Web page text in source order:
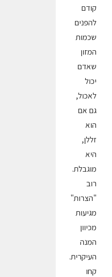
קודם
להפנים
שכמות
המזון
שאדם
יכול
לאכול,
גם אם
הוא
זללן,
היא
מוגבלת.
רוב
"הצרות"
מגיעות
מכיוון
המנה
העיקרית.
קחו